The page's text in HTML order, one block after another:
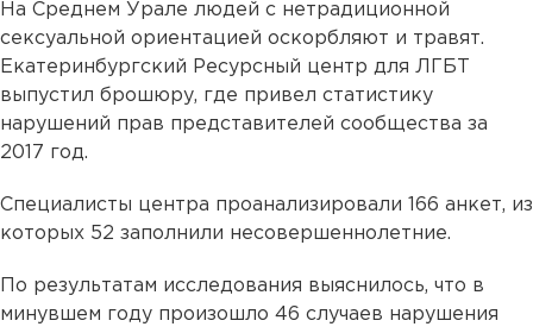
На Среднем Урале людей с нетрадиционной
сексуальной ориентацией оскорбляют и травят.
Екатеринбургский Ресурсный центр для ЛГБТ
выпустил брошюру, где привел статистику
нарушений прав представителей сообщества за
2017 год.
Специалисты центра проанализировали 166 анкет, из
которых 52 заполнили несовершеннолетние.
По результатам исследования выяснилось, что в
минувшем году произошло 46 случаев нарушения